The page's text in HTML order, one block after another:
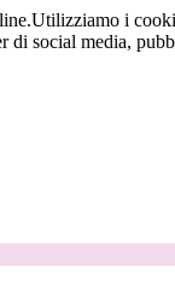
Utilizziamo i
di social media,